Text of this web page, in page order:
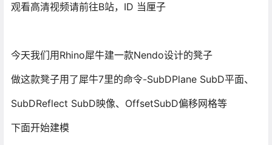
观看高清视频请前往B站，ID 当厘子
今天我们用Rhino犀牛建一款Nendo设计的凳子
做这款凳子用了犀牛7里的命令-SubDPlane SubD平面、
SubDReflect SubD映像、OffsetSubD偏移网格等
下面开始建模